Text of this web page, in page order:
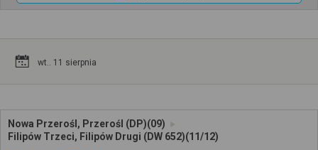
wt.. 11 sierpnia
Nowa Przerośl, Przerośl (DP)(09)
Filipów Trzeci, Filipów Drugi (DW 652)(11/12)